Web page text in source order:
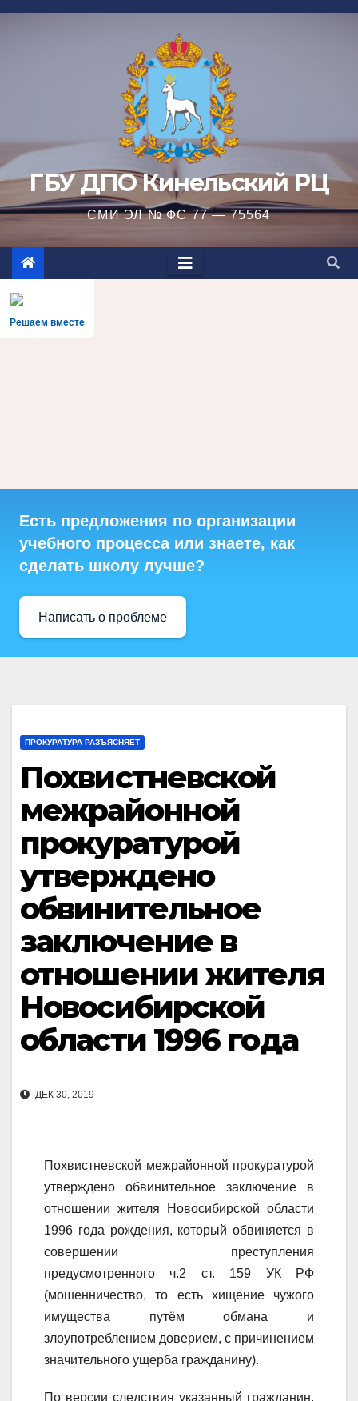
Перейти
ГБУ ДПО Кинельский РЦ
СМИ ЭЛ № ФС 77 — 75564
Решаем вместе
Есть предложения по организации
учебного процесса или знаете, как
сделать школу лучше?
Написать о проблеме
ПРОКУРАТУРА РАЗЪЯСНЯЕТ
Похвистневской
межрайонной
прокуратурой
утверждено
обвинительное
заключение в
отношении жителя
Новосибирской
области 1996 года
ДЕК 30, 2019
Похвистневской межрайонной прокуратурой
утверждено обвинительное заключение в
отношении жителя Новосибирской области
1996 года рождения, который обвиняется в
совершении преступления
предусмотренного ч.2 ст. 159 УК РФ
(мошенничество, то есть хищение чужого
имущества путём обмана и
злоупотреблением доверием, с причинением
значительного ущерба гражданину).
По версии следствия указанный гражданин,